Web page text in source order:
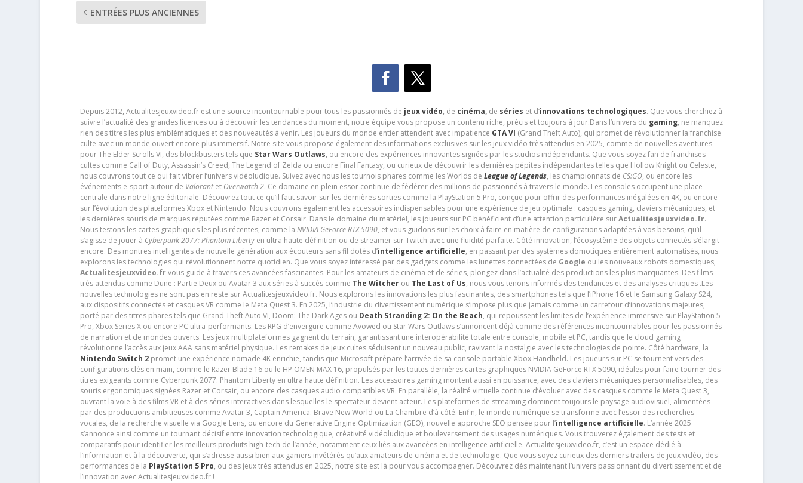
ENTRÉES PLUS ANCIENNES
Depuis 2012, Actualitesjeuxvideo.fr est une source incontournable pour tous les passionnés de jeux vidéo, de cinéma,de séries et d’innovations technologiques. Que vous cherchiez à
suivre l’actualité des grandes licences ou à découvrir les tendances du moment, notre équipe vous propose un contenu riche, précis et toujours à jour.Dans l’univers du gaming, ne manquez
rien des titres les plus emblématiques et des nouveautés à venir. Les joueurs du monde entier attendent avec impatience GTA VI (Grand Theft Auto), qui promet de révolutionner la franchise
culte avec un monde ouvert encore plus immersif. Notre site vous propose également des informations exclusives sur les jeux vidéo très attendus en 2025, comme de nouvelles aventures
pour The Elder Scrolls VI, des blockbusters tels que Star Wars Outlaws, ou encore des expériences innovantes signées par les studios indépendants. Que vous soyez fan de franchises
cultes comme Call of Duty, Assassin’s Creed, The Legend of Zelda ou encore Final Fantasy, ou curieux de découvrir les dernières pépites indépendantes telles que Hollow Knight ou Celeste,
nous couvrons tout ce qui fait vibrer l’univers vidéoludique. Suivez avec nous les tournois phares comme les Worlds de League of Legends, les championnats de CS:GO, ou encore les
événements e-sport autour de Valorantet Overwatch 2. Ce domaine en plein essor continue de fédérer des millions de passionnés à travers le monde. Les consoles occupent une place
centrale dans notre ligne éditoriale. Découvrez tout ce qu’il faut savoir sur les dernières sorties comme la PlayStation 5 Pro, conçue pour offrir des performances inégalées en 4K, ou encore
sur l’évolution des plateformes Xbox et Nintendo. Nous couvrons également les accessoires indispensables pour une expérience de jeu optimale : casques gaming, claviers mécaniques, et
les dernières souris de marques réputées comme Razer et Corsair. Dans le domaine du matériel, les joueurs sur PC bénéficient d’une attention particulière surActualitesjeuxvideo.fr.
Nous testons les cartes graphiques les plus récentes, comme la NVIDIA GeForce RTX 5090, et vous guidons sur les choix à faire en matière de configurations adaptées à vos besoins, qu’il
s’agisse de jouer à Cyberpunk 2077: Phantom Libertyen ultra haute définition ou de streamer sur Twitch avec une fluidité parfaite. Côté innovation, l’écosystème des objets connectés s’élargit
encore. Des montres intelligentes de nouvelle génération aux écouteurs sans fil dotés d’intelligence artificielle, en passant par des systèmes domotiques entièrement automatisés, nous
explorons les technologies qui révolutionnent notre quotidien. Que vous soyez intéressé par des gadgets comme les lunettes connectées de Google ou les nouveaux robots domestiques,
Actualitesjeuxvideo.frvous guide à travers ces avancées fascinantes. Pour les amateurs de cinéma et de séries, plongez dans l’actualité des productions les plus marquantes. Des films
très attendus comme Dune : Partie Deux ou Avatar 3 aux séries à succès comme The Witcherou The Last of Us, nous vous tenons informés des tendances et des analyses critiques .Les
nouvelles technologies ne sont pas en reste sur Actualitesjeuxvideo.fr. Nous explorons les innovations les plus fascinantes, des smartphones tels que l’iPhone 16 et le Samsung Galaxy S24,
aux dispositifs connectés et casques VR comme le Meta Quest 3. En 2025, l’industrie du divertissement numérique s’impose plus que jamais comme un carrefour d’innovations majeures,
porté par des titres phares tels que Grand Theft Auto VI, Doom: The Dark Ages ou Death Stranding 2: On the Beach, qui repoussent les limites de l’expérience immersive sur PlayStation 5
Pro, Xbox Series X ou encore PC ultra-performants. Les RPG d’envergure comme Avowed ou Star Wars Outlaws s’annoncent déjà comme des références incontournables pour les passionnés
de narration et de mondes ouverts. Les jeux multiplateformes gagnent du terrain, garantissant une interopérabilité totale entre console, mobile et PC, tandis que le cloud gaming
révolutionne l’accès aux jeux AAA sans matériel physique. Les remakes de jeux cultes séduisent un nouveau public, ravivant la nostalgie avec les technologies de pointe. Côté hardware, la
Nintendo Switch 2promet une expérience nomade 4K enrichie, tandis que Microsoft prépare l’arrivée de sa console portable Xbox Handheld. Les joueurs sur PC se tournent vers des
configurations clés en main, comme le Razer Blade 16 ou le HP OMEN MAX 16, propulsés par les toutes dernières cartes graphiques NVIDIA GeForce RTX 5090, idéales pour faire tourner des
titres exigeants comme Cyberpunk 2077: Phantom Liberty en ultra haute définition. Les accessoires gaming montent aussi en puissance, avec des claviers mécaniques personnalisables, des
souris ergonomiques signées Razer et Corsair, ou encore des casques audio compatibles VR. En parallèle, la réalité virtuelle continue d’évoluer avec des casques comme le Meta Quest 3,
ouvrant la voie à des films VR et à des séries interactives dans lesquelles le spectateur devient acteur. Les plateformes de streaming dominent toujours le paysage audiovisuel, alimentées
par des productions ambitieuses comme Avatar 3, Captain America: Brave New World ou La Chambre d’à côté. Enfin, le monde numérique se transforme avec l’essor des recherches
vocales, de la recherche visuelle via Google Lens, ou encore du Generative Engine Optimization (GEO), nouvelle approche SEO pensée pour l’intelligence artificielle. L’année 2025
s’annonce ainsi comme un tournant décisif entre innovation technologique, créativité vidéoludique et bouleversement des usages numériques. Vous trouverez également des tests et
comparatifs pour identifier les meilleurs produits high-tech de l’année, notamment ceux liés aux avancées en intelligence artificielle. Actualitesjeuxvideo.fr, c’est un espace dédié à
l’information et à la découverte, qui s’adresse aussi bien aux gamers invétérés qu’aux amateurs de cinéma et de technologie. Que vous soyez curieux des derniers trailers de jeux vidéo, des
performances de la PlayStation 5 Pro, ou des jeux très attendus en 2025, notre site est là pour vous accompagner. Découvrez dès maintenant l’univers passionnant du divertissement et de
l’innovation avec Actualitesjeuxvideo.fr !